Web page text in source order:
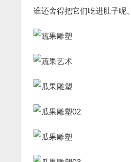
谁还舍得把它们吃进肚子呢。